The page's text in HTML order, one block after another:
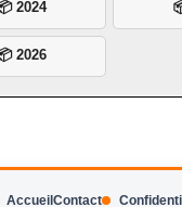
2024
2026
Accueil Contact